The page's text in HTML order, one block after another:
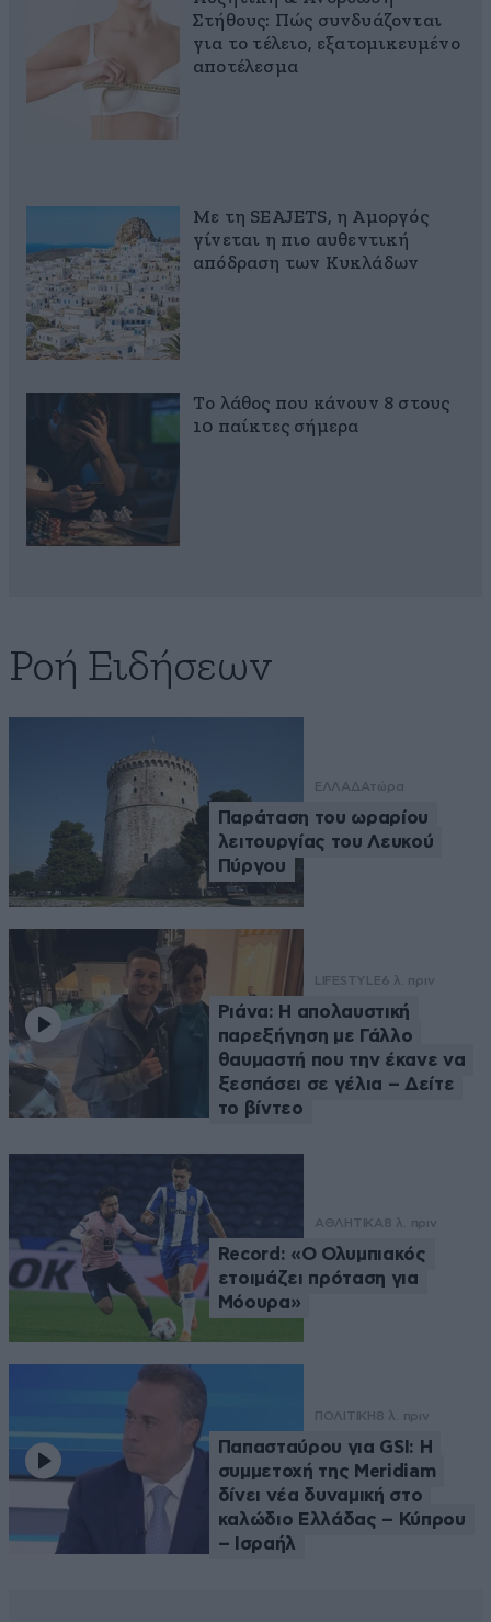
Στήθους: Πώς συνδυάζονται
για το τέλειο, εξατομικευμένο
αποτέλεσμα
Με τη SEAJETS, η Αμοργός
γίνεται η πιο αυθεντική
απόδραση των Κυκλάδων
Το λάθος που κάνουν 8 στους
10 παίκτες σήμερα
Ροή Ειδήσεων
ΕΛΛΑΔΑτώρα
Παράταση του ωραρίου
λειτουργίας του Λευκού
Πύργου
LIFESTYLE6 λ. πριν
Ριάνα: Η απολαυστική
παρεξήγηση με Γάλλο
θαυμαστή που την έκανε να
ξεσπάσει σε γέλια – Δείτε
το βίντεο
ΑΘΛΗΤΙΚΑ8 λ. πριν
Record: «Ο Ολυμπιακός
ετοιμάζει πρόταση για
Μόουρα»
ΠΟΛΙΤΙΚΗ8 λ. πριν
Παπασταύρου για GSI: Η
συμμετοχή της Meridiam
δίνει νέα δυναμική στο
καλώδιο Ελλάδας – Κύπρου
– Ισραήλ